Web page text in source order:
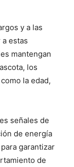
y a las
estas
mantengan
los
la edad,
señales de
de energía
garantizar
de